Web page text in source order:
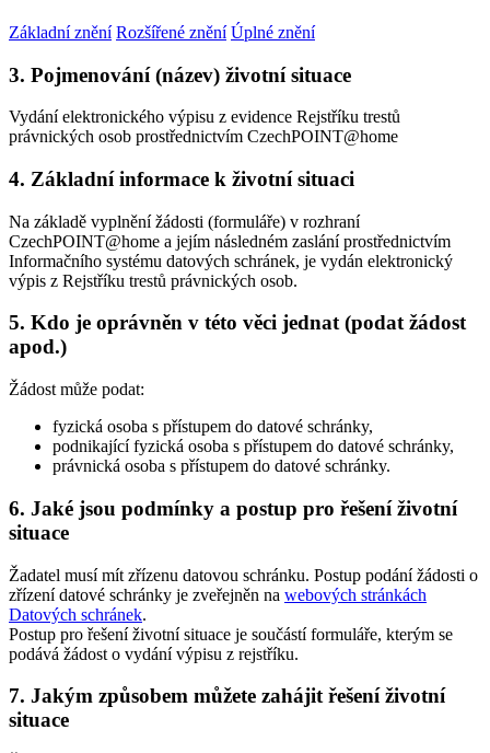
Základní znění Rozšířené znění Úplné znění
3. Pojmenování (název) životní situace
Vydání elektronického výpisu z evidence Rejstříku trestů
právnických osob prostřednictvím CzechPOINT@home
4. Základní informace k životní situaci
Na základě vyplnění žádosti (formuláře) v rozhraní
CzechPOINT@home a jejím následném zaslání prostřednictvím
Informačního systému datových schránek, je vydán elektronický
výpis z Rejstříku trestů právnických osob.
5. Kdo je oprávněn v této věci jednat (podat žádost
apod.)
Žádost může podat:
fyzická osoba s přístupem do datové schránky,
podnikající fyzická osoba s přístupem do datové schránky,
právnická osoba s přístupem do datové schránky.
6. Jaké jsou podmínky a postup pro řešení životní
situace
Žadatel musí mít zřízenu datovou schránku. Postup podání žádosti o
zřízení datové schránky je zveřejněn na webových stránkách
Datových schránek.
Postup pro řešení životní situace je součástí formuláře, kterým se
podává žádost o vydání výpisu z rejstříku.
7. Jakým způsobem můžete zahájit řešení životní
situace